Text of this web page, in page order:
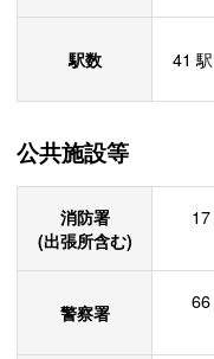
駅数 41駅
公共施設等
消防署
(出張所含む)
17
警察署 66